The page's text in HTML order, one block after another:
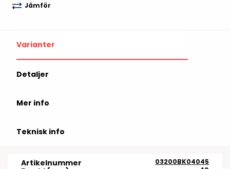
Jämför
Varianter
Detaljer
Mer info
Teknisk info
Artikelnummer 03200BK04045